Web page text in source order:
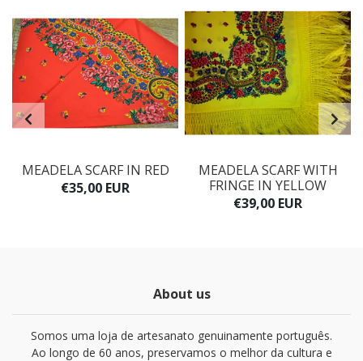
MEADELA SCARF IN RED
€35,00 EUR
MEADELA SCARF WITH
FRINGE IN YELLOW
€39,00 EUR
About us
Somos uma loja de artesanato genuinamente português.
Ao longo de 60 anos, preservamos o melhor da cultura e